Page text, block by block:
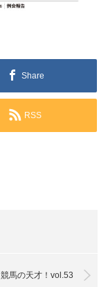
Share
RSS
競馬の天才！vol.53